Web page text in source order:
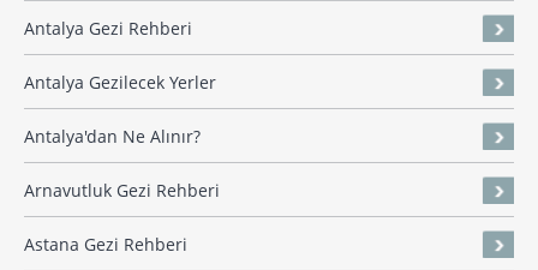
Antalya Gezi Rehberi
Antalya Gezilecek Yerler
Antalya'dan Ne Alınır?
Arnavutluk Gezi Rehberi
Astana Gezi Rehberi